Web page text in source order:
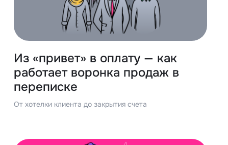
Из «привет» в оплату — как
работает воронка продаж в
переписке
От хотелки клиента до закрытия счета